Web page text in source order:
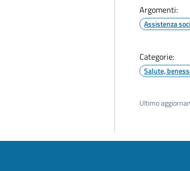
Argomenti:
Assistenza
Categorie:
Salute,
Ultimo